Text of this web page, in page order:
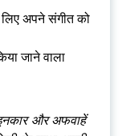
लिए अपने संगीत को
जाने वाला
इनकार और अफवाहें